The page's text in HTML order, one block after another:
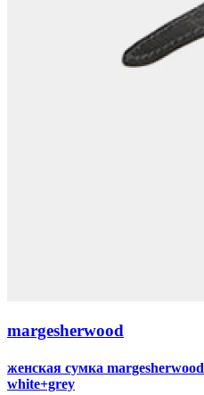
margesherwood
женская сумка
white+grey